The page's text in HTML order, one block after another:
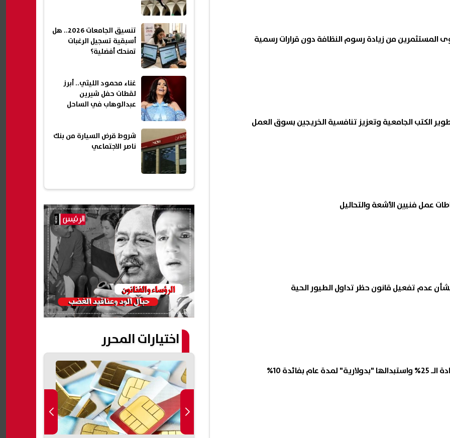
المستثمرين من زيادة رسوم النظافة دون قرارات رسمية
الكتب الجامعية وتعزيز تنافسية الخريجين بسوق العمل
عمل فنيين الأشعة والتحاليل
عدم تفعيل قانون حظر تداول الطيور الحية
بفائدة 10%
تنسيق الجامعات 2026.. هل
أسبقية تسجيل الرغبات
تمنحك أفضلية؟
غناء محمود الليثي.. أبرز
لقطات حفل شيرين
عبدالوهاب في الساحل
شروط قرض السيارة من بنك
ناصر الاجتماعي
اختيارات المحرر